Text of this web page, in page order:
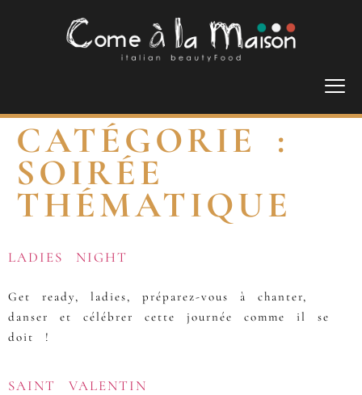
CATÉGORIE :
SOIRÉE
THÉMATIQUE
LADIES NIGHT
Get ready, ladies, préparez-vous à chanter,
danser et célébrer cette journée comme il se
doit !
SAINT VALENTIN